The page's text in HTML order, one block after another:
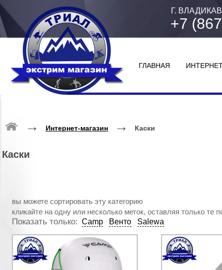
Г.
+7
ГЛАВНАЯ
→ Интернет-магазин → Каски
Каски
вы можете сортировать эту категорию
кликайте на одну или несколько меток, оставляя только те
Показать только: Camp Венто Salewa